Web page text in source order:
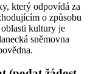
který odpovídá za
o způsobu
kultury je
sněmovna